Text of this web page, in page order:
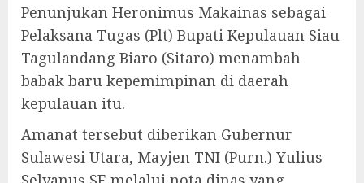
Penunjukan Heronimus Makainas sebagai
Pelaksana Tugas (Plt) Bupati Kepulauan Siau
Tagulandang Biaro (Sitaro) menambah
babak baru kepemimpinan di daerah
kepulauan itu.
Amanat tersebut diberikan Gubernur
Sulawesi Utara, Mayjen TNI (Purn.) Yulius